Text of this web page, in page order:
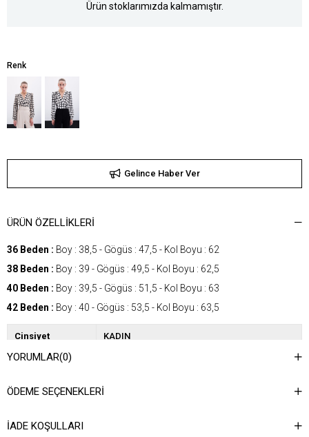
Ürün stoklarımızda kalmamıştır.
Renk
Gelince Haber Ver
ÜRÜN ÖZELLIKLERI
36 Beden : Boy : 38,5 - Gögüs : 47,5 - Kol Boyu : 62
38 Beden : Boy : 39 - Gögüs : 49,5 - Kol Boyu : 62,5
40 Beden : Boy : 39,5 - Gögüs : 51,5 - Kol Boyu : 63
42 Beden : Boy : 40 - Gögüs : 53,5 - Kol Boyu : 63,5
Cinsiyet KADIN
Kategori
YORUMLAR(0)
ÖDEME SEÇENEKLERI
İADE KOŞULLARI